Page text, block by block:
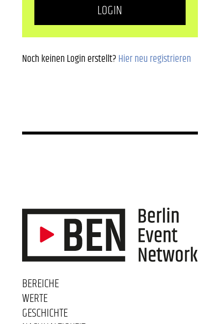
LOGIN
Noch keinen Login erstellt?Hier neu registrieren
BEREICHE
WERTE
GESCHICHTE